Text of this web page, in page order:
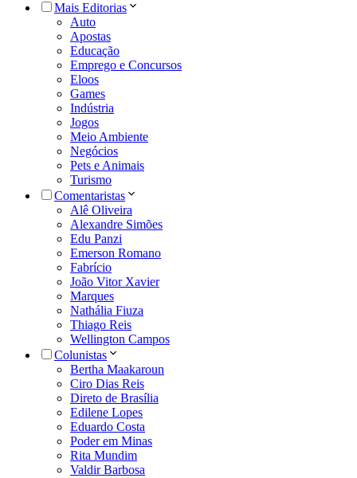
Mais Editorias
Auto
Apostas
Educação
Emprego e Concursos
Eloos
Games
Indústria
Jogos
Meio Ambiente
Negócios
Pets e Animais
Turismo
Comentaristas
Alê Oliveira
Alexandre Simões
Edu Panzi
Emerson Romano
Fabrício
João Vitor Xavier
Marques
Nathália Fiuza
Thiago Reis
Wellington Campos
Colunistas
Bertha Maakaroun
Ciro Dias Reis
Direto de Brasília
Edilene Lopes
Eduardo Costa
Poder em Minas
Rita Mundim
Valdir Barbosa